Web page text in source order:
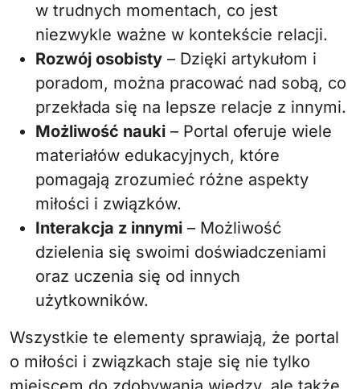
w trudnych momentach, co jest
niezwykle ważne w kontekście relacji.
Rozwój osobisty – Dzięki artykułom i
poradom, można pracować nad sobą, co
przekłada się na lepsze relacje z innymi.
Możliwość nauki – Portal oferuje wiele
materiałów edukacyjnych, które
pomagają zrozumieć różne aspekty
miłości i związków.
Interakcja z innymi – Możliwość
dzielenia się swoimi doświadczeniami
oraz uczenia się od innych
użytkowników.
Wszystkie te elementy sprawiają, że portal
o miłości i związkach staje się nie tylko